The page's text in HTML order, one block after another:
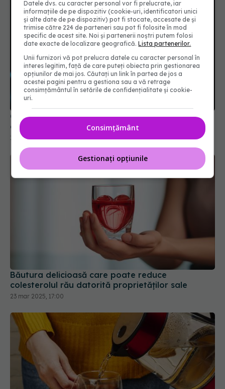
Compusul natural care previne degradarea
creierului. Îi oferă un scut protector
14 apr 2025, 15:59
Băutura delicioasă care poate reduce
colesterolul rău datorită proprietăților sale
23 mar 2025, 17:00
Datele dvs. cu caracter personal vor fi prelucrate, iar
informațiile de pe dispozitiv (cookie-uri, identificatori unici
și alte date de pe dispozitiv) pot fi stocate, accesate de și
trimise către 224 de parteneri sau pot fi folosite în mod
specific de acest site. Noi și partenerii noștri putem folosi
date exacte de localizare geografică.Lista partenerilor.
Unii furnizori vă pot prelucra datele cu caracter personal în
interes legitim, față de care puteți obiecta prin gestionarea
opțiunilor de mai jos. Căutați un link în partea de jos a
acestei pagini pentru a gestiona sau a vă retrage
consimțământul în setările de confidențialitate și cookie-
uri.
Consimțământ
Gestionați opțiunile